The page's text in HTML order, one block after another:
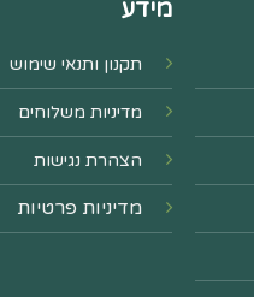
מידע
תקנון ותנאי שימוש
מדיניות משלוחים
הצהרת נגישות
מדיניות פרטיות